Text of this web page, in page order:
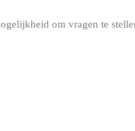
om vragen te